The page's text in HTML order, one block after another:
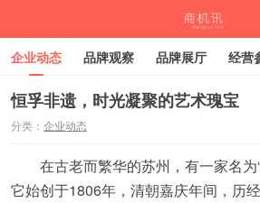
企业动态 品牌观察 品牌展厅 经营
深度观察 伙伴计划
恒孚非遗，时光凝聚的艺术瑰宝
分类： 企业动态
在古老而繁华的苏州，有一家名为
它始创于1806年，清朝嘉庆年间，历